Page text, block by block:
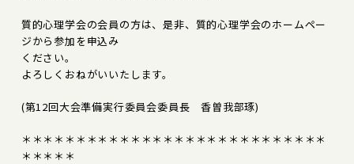
質的心理学会の会員の方は、是非、質的心理学会のホームペー
ジから参加を申込み
ください。
よろしくおねがいいたします。
(第12回大会準備実行委員会委員長 香曽我部琢)
＊＊＊＊＊＊＊＊＊＊＊＊＊＊＊＊＊＊＊＊＊＊＊＊＊＊＊＊
＊＊＊＊＊